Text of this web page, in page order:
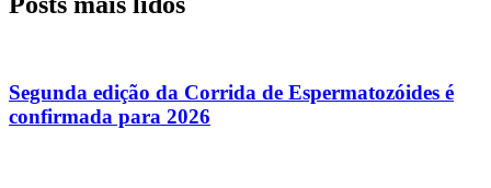
Segunda edição da Corrida de Espermatozóides é
confirmada para 2026